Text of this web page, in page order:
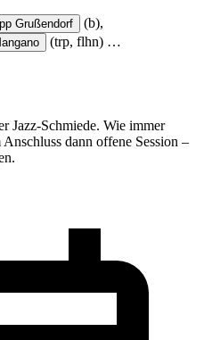
Grußendorf (b),
(trp, flhn) …
Jazz-Schmiede. Wie immer
dann offene Session –